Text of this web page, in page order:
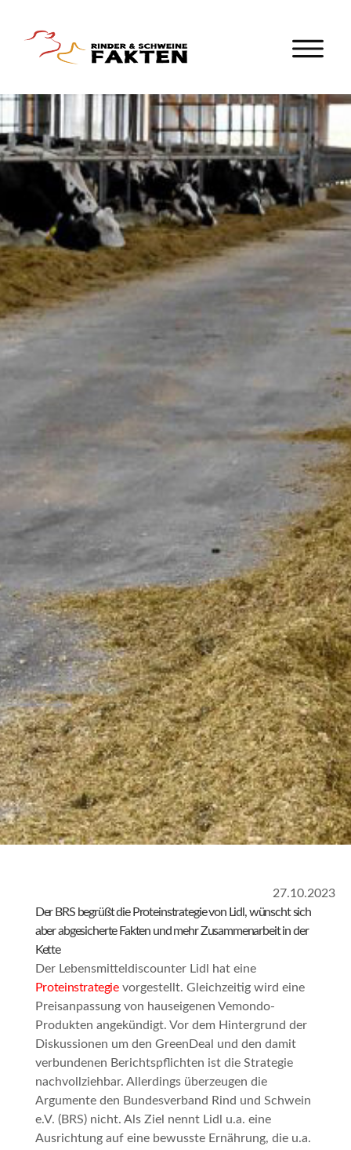
27.10.2023
Der BRS begrüßt die Proteinstrategie von Lidl, wünscht sich
aber abgesicherte Fakten und mehr Zusammenarbeit in der
Kette
Der Lebensmitteldiscounter Lidl hat eine
Proteinstrategievorgestellt. Gleichzeitig wird eine
Preisanpassung von hauseigenen Vemondo-
Produkten angekündigt. Vor dem Hintergrund der
Diskussionen um den GreenDeal und den damit
verbundenen Berichtspflichten ist die Strategie
nachvollziehbar. Allerdings überzeugen die
Argumente den Bundesverband Rind und Schwein
e.V. (BRS) nicht. Als Ziel nennt Lidl u.a. eine
Ausrichtung auf eine bewusste Ernährung, die u.a.